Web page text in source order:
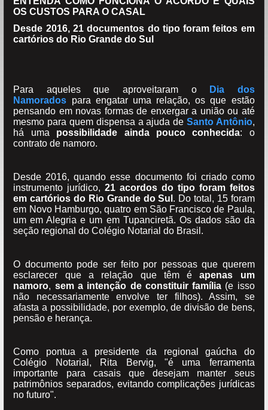
OS CUSTOS PARA O CASAL
Desde 2016, 21 documentos do tipo foram feitos em
cartórios do Rio Grande do Sul
Para aqueles que aproveitaram o
Dia dos
Namorados para engatar uma relação, os que estão
pensando em novas formas de enxergar a união ou até
mesmo para quem dispensa a ajuda de Santo Antônio,
há uma possibilidade ainda pouco conhecida: o
contrato de namoro.
Desde 2016, quando esse documento foi criado como
instrumento jurídico,21 acordos do tipo foram feitos
em cartórios do Rio Grande do Sul . Do total, 15 foram
em Novo Hamburgo, quatro em São Francisco de Paula,
um em Alegria e um em Tupanciretã. Os dados são da
seção regional do Colégio Notarial do Brasil.
O documento pode ser feito por pessoas que querem
esclarecer que a relação que têm é apenas um
namoro, sem a intenção de constituir família (e isso
não necessariamente envolve ter filhos). Assim, se
afasta a possibilidade, por exemplo, de divisão de bens,
pensão e herança.
Como pontua a presidente da regional gaúcha do
Colégio Notarial, Rita Bervig, "é uma ferramenta
importante para casais que desejam manter seus
patrimônios separados, evitando complicações jurídicas
no futuro".